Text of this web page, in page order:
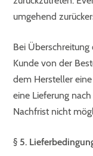
umgehend
Bei
Kunde von der
dem Hersteller
eine Lieferung
Nachfrist nicht
§ 5.